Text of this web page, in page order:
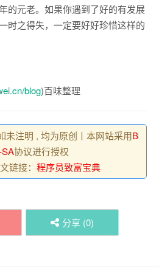
的元老。如果你遇到了好的有发展
时之得失，一定要好好珍惜这样的
blog)百味整理
未注明 , 均为原创丨本网站采用B
协议进行授权
链接： 程序员致富宝典
分享 (0)